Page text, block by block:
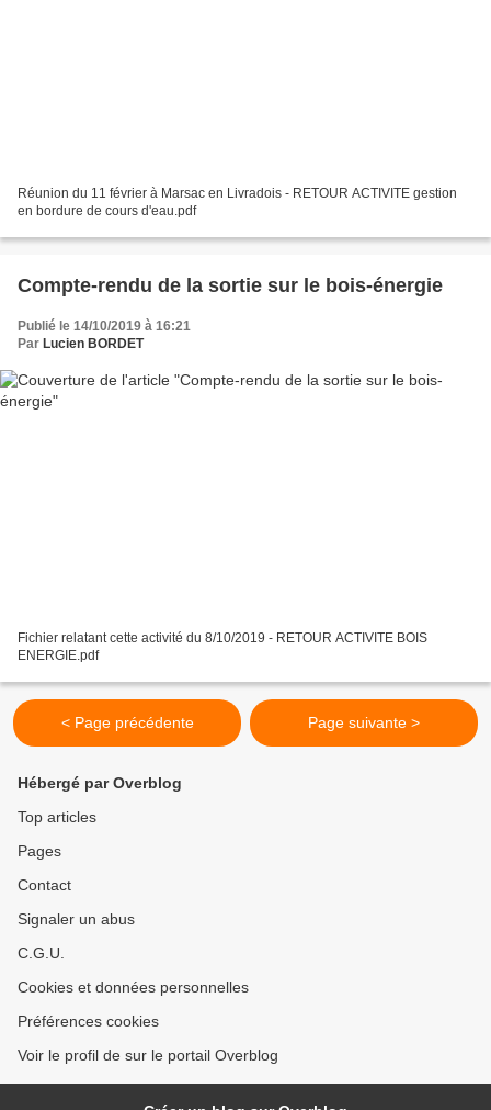
Réunion du 11 février à Marsac en Livradois - RETOUR ACTIVITE gestion
en bordure de cours d'eau.pdf
Compte-rendu de la sortie sur le bois-énergie
Publié le 14/10/2019 à 16:21
Par Lucien BORDET
Fichier relatant cette activité du 8/10/2019 - RETOUR ACTIVITE BOIS
ENERGIE.pdf
< Page précédente Page suivante >
Hébergé par Overblog
Top articles
Pages
Contact
Signaler un abus
C.G.U.
Cookies et données personnelles
Préférences cookies
Voir le profil de sur le portail Overblog